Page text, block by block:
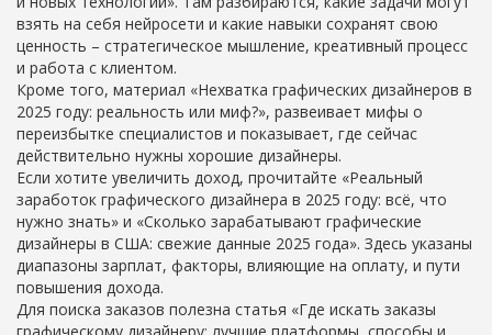
взять на себя нейросети и какие навыки сохранят свою
ценность – стратегическое мышление, креативный процесс
и работа с клиентом.
Кроме того, материал «Нехватка графических дизайнеров в
2025 году: реальность или миф?», развеивает мифы о
переизбытке специалистов и показывает, где сейчас
действительно нужны хорошие дизайнеры.
Если хотите увеличить доход, прочитайте «Реальный
заработок графического дизайнера в 2025 году: всё, что
нужно знать» и «Сколько зарабатывают графические
дизайнеры в США: свежие данные 2025 года». Здесь указаны
диапазоны зарплат, факторы, влияющие на оплату, и пути
повышения дохода.
Для поиска заказов полезна статья «Где искать заказы